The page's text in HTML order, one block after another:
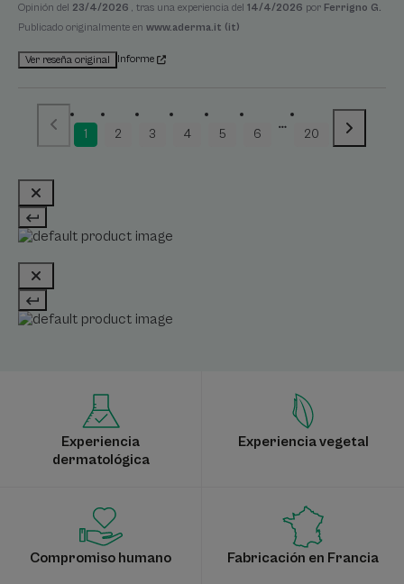
Opinión del 23/4/2026 , tras una experiencia del 14/4/2026 por Ferrigno G.
Publicado originalmente en www.aderma.it (it)
Ver reseña original Informe
1 2 3 4 5 6 20
Experiencia
dermatológica
Experiencia vegetal
Compromiso humano Fabricación en Francia